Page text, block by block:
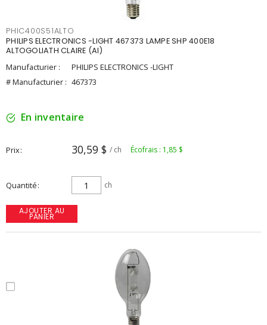
PHIC400S51ALTO
PHILIPS ELECTRONICS -LIGHT 467373 LAMPE SHP 400E18
ALTOGOLIATH CLAIRE (AI)
Manufacturier :
PHILIPS ELECTRONICS -LIGHT
# Manufacturier : 467373
En inventaire
Prix 30,59 $ / ch Écofrais : 1,85 $
Quantité ch
AJOUTER AU
PANIER